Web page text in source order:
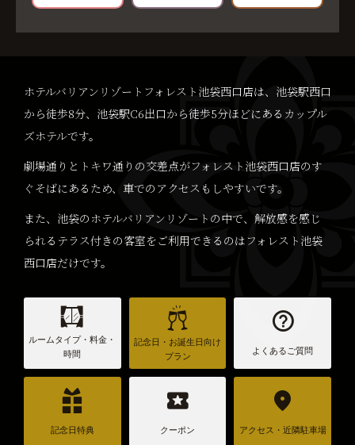
ホテルバリアンリゾートフォレスト池袋西口店は、 池袋駅西口
から徒歩8分、池袋駅C6出口から徒歩5分ほどにあるカップル
ズホテルです。
劇場通りとトキワ通りの交差点がフォレスト池袋西口店のす
ぐそばにあるため、車でのアクセスもしやすいです。
また、池袋のホテルバリアンリゾートの中で、 解放感を感じ
られるテラス付きの客室をご利用できるのはフォレスト池袋
西口店だけです。
ルームタイプ・料金・
時間
記念日・お誕生日向け
プラン
よくあるご質問
記念日特典 クーポン アクセス・近隣駐車場